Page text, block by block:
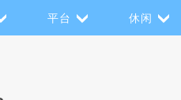
平台 休闲